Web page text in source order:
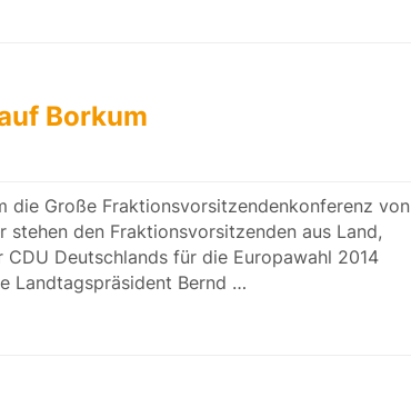
Borkum
die Große Fraktionsvorsitzendenkonferenz von
den Fraktionsvorsitzenden aus Land,
Deutschlands für die Europawahl 2014
Landtagspräsident Bernd …